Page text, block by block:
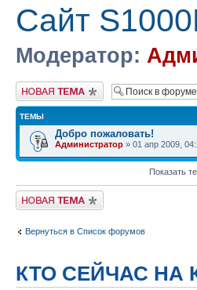
Сайт
Модератор:
Новая тема
ТЕМЫ
Добро пожаловать!
Администратор » 01 апр 2009,
Показать
Новая тема
Вернуться в Список форумов
КТО СЕЙЧАС НА